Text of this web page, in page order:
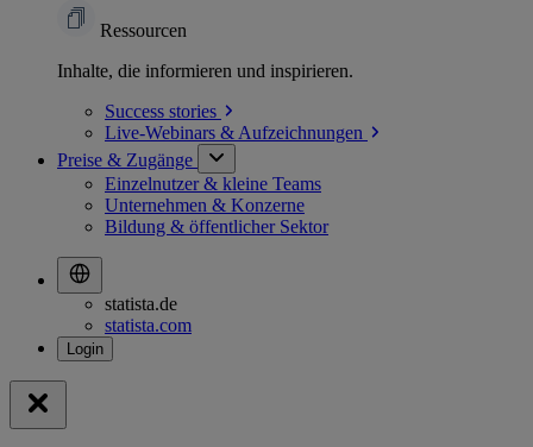
Ressourcen
Inhalte, die informieren und inspirieren.
Success stories
Live-Webinars & Aufzeichnungen
Preise & Zugänge
Einzelnutzer & kleine Teams
Unternehmen & Konzerne
Bildung & öffentlicher Sektor
statista.de
statista.com